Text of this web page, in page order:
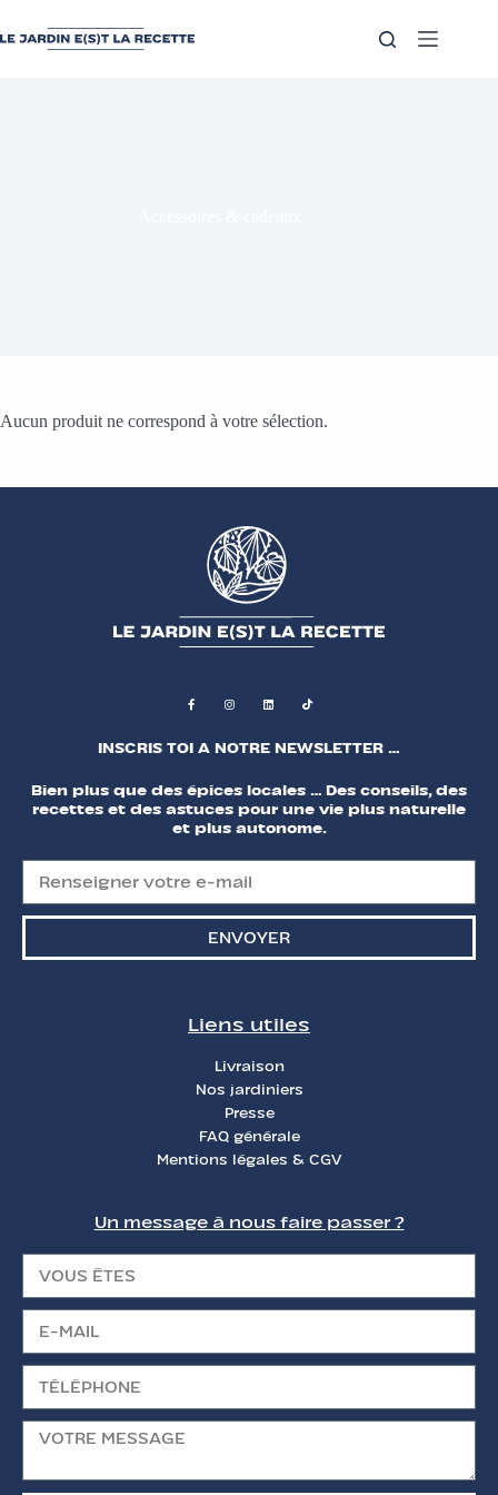
Aucun produit ne correspond à votre sélection.
INSCRIS TOI A NOTRE NEWSLETTER …
Bien plus que des épices locales … Des conseils, des
recettes et des astuces pour une vie plus naturelle
et plus autonome.
ENVOYER
Liens utiles
Livraison
Nos jardiniers
Presse
FAQ générale
Mentions légales & CGV
Un message à nous faire passer ?